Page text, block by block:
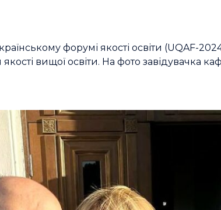
форумі якості освіти (UQAF-
якості вищої освіти. На фото